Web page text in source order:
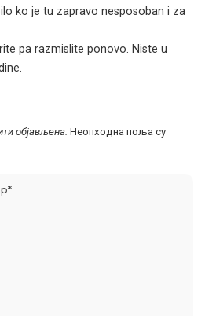
ko je tu zapravo nesposoban i za
pa razmislite ponovo. Niste u
објављена. Неопходна поља су